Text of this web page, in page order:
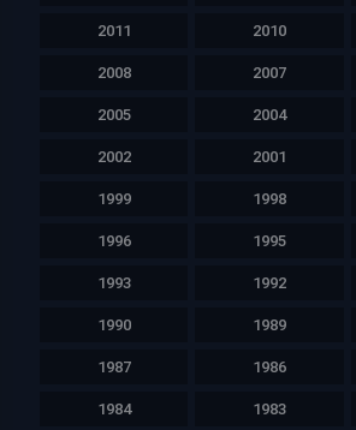
2011 2010
2008 2007
2005 2004
2002 2001
1999 1998
1996 1995
1993 1992
1990 1989
1987 1986
1984 1983